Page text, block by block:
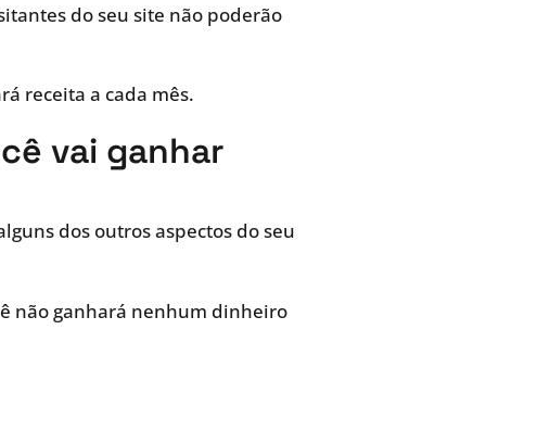
do seu site não poderão
receita a cada mês.
vai ganhar
dos outros aspectos do seu
não ganhará nenhum dinheiro